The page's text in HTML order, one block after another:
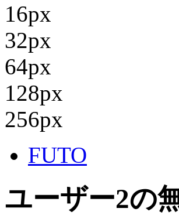
16px
32px
64px
128px
256px
FUTO
ユーザー2の